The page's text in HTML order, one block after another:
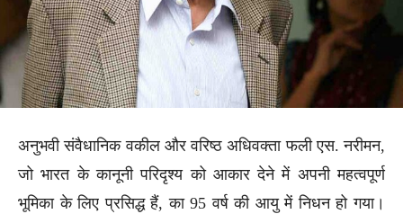
अनुभवी संवैधानिक वकील और वरिष्ठ अधिवक्ता फली एस. नरीमन,
जो भारत के कानूनी परिदृश्य को आकार देने में अपनी महत्वपूर्ण
भूमिका के लिए प्रसिद्ध हैं, का 95 वर्ष की आयु में निधन हो गया।